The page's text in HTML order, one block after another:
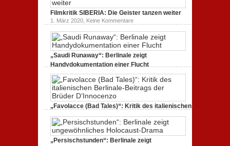
BERLIN
ALEXANDERPLATZ:
Neuauflage
eines
Jahrhundertwerks
Filmkritik SIBERIA: Die Geister tanzen weiter
1. März 2020, Keine Kommentarezu
Filmkritik
SIBERIA:
Die
Geister
tanzen
weiter
„Saudi Runaway“: Berlinale zeigt
Handydokumentation einer Flucht
„Saudi
Runaway“:
Berlinale
Handydokumentation
einer
„Favolacce (Bad Tales)“: Kritik des italienischen
Berlinale-Beitrags der Brüder D’Innocenzo
25. Februar 2020,Keine Kommentarezu
„Favolacce
(Bad
Tales)“:
„Persischstunden“: Berlinale zeigt